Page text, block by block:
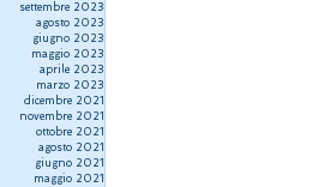
settembre 2023
agosto 2023
giugno 2023
maggio 2023
aprile 2023
marzo 2023
dicembre 2021
novembre 2021
ottobre 2021
agosto 2021
giugno 2021
maggio 2021